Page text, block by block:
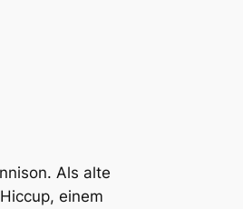
Als alte
einem